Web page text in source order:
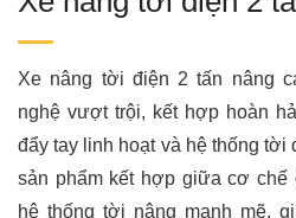
Xe nâng tời điện 2 tấn nâng
nghệ vượt trội, kết hợp hoàn
đẩy tay linh hoạt và hệ thống
sản phẩm kết hợp giữa cơ
hệ thống tời nâng mạnh mẽ,